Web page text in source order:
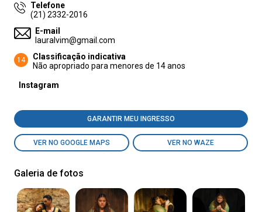
Telefone
(21) 2332-2016
E-mail
lauralvim@gmail.com
14
Classificação indicativa
Não apropriado para menores de 14 anos
Instagram
GARANTIR MEU INGRESSO
VER NO GOOGLE MAPS VER NO WAZE
Galeria de fotos